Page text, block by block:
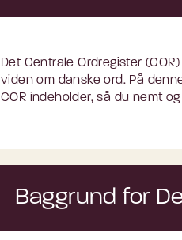
Det Centrale Ordregister
viden om danske ord. På
COR indeholder, så du nemt
Baggrund for